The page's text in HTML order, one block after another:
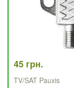
45 грн.
TV/SAT Pauxis